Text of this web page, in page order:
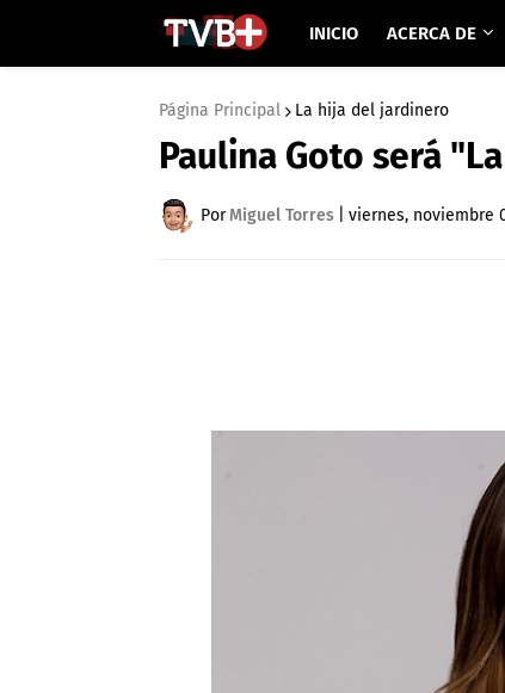
INICIO ACERCA DE
Página Principal La hija del jardinero
Paulina Goto será
PorMiguel Torres viernes, noviembre